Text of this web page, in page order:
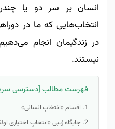
انسان بر سر دو یا
انتخاب‌هایی که ما در
در زندگیمان انجام
نیستند.
فهرست مطالب [دسترسی
اقسام «انتخابِ انسانی»
جایگاه رُتبی «انتخابِ اختیاری